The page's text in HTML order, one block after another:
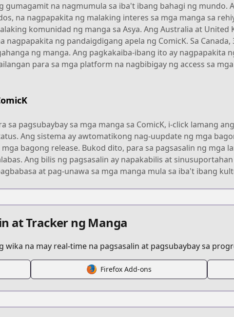
gumagamit na nagmumula sa iba't ibang bahagi ng mundo.
na nagpapakita ng malaking interes sa mga manga sa
komunidad ng manga sa Asya. Ang Australia at United
ng pandaigdigang apela ng ComicK. Sa
ng manga. Ang pagkakaiba-ibang ito ay nagpapakita
para sa mga platform na nagbibigay ng access sa
sa pagsubaybay sa mga manga sa ComicK, i-click lamang
Ang sistema ay awtomatikong nag-uupdate ng mga
bagong release. Bukod dito, para sa pagsasalin ng mga
Ang bilis ng pagsasalin ay napakabilis at
at pag-unawa sa mga manga mula sa iba't ibang
at Tracker ng Manga
wika na may real-time na pagsasalin at pagsubaybay sa
Firefox Add-ons